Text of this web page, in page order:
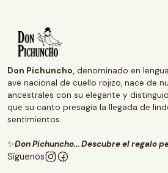
Don Pichuncho, denominado en
ave nacional de cuello rojizo, nace de
ancestrales con su elegante y
que su canto presagia la llegada de
sentimientos.
✨Don Pichuncho... Descubre el regalo
Síguenos